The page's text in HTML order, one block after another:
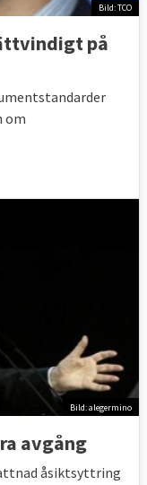
Bild: TCO
på
om
Bild: alegermino
avgång
åsiktsyttring